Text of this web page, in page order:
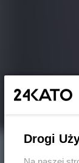
Drogi